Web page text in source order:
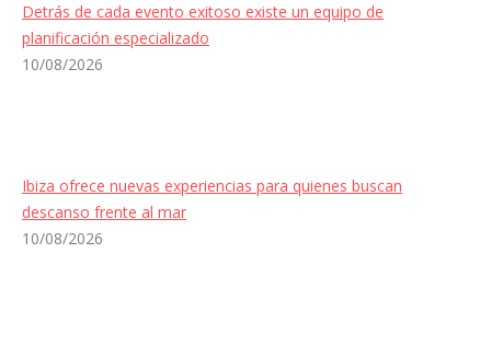
Detrás de cada evento exitoso existe un equipo de
planificación especializado
10/08/2026
Ibiza ofrece nuevas experiencias para quienes buscan
descanso frente al mar
10/08/2026